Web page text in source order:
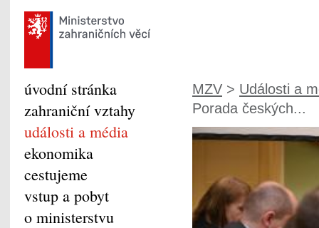
MZV > Události a
Porada českých...
úvodní stránka
zahraniční vztahy
události a média
ekonomika
cestujeme
vstup a pobyt
o ministerstvu